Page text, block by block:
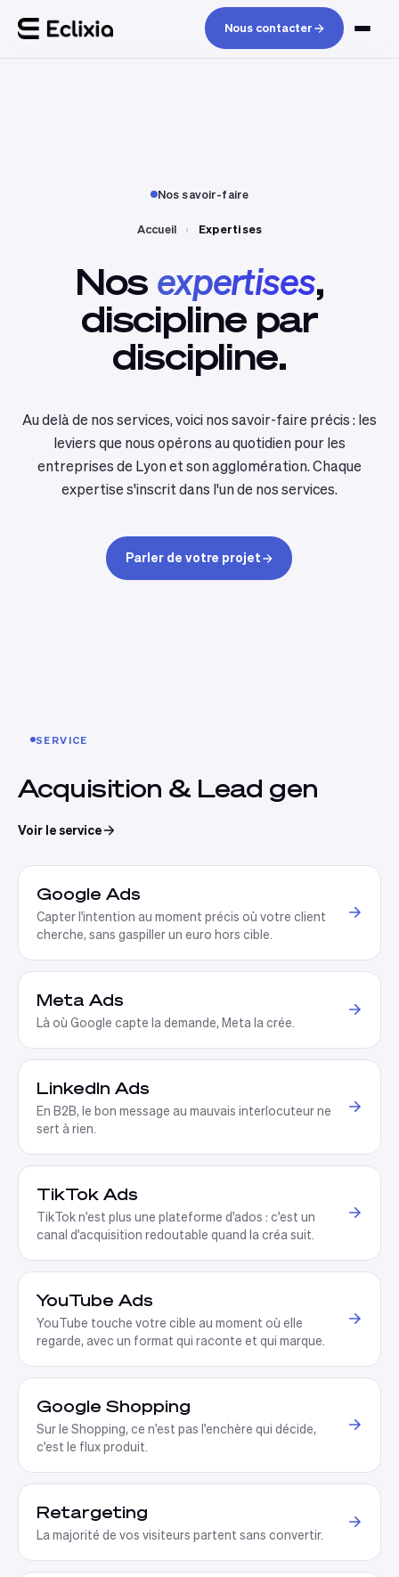
Nous contacter
Nos savoir-faire
Accueil › Expertises
Nos expertises,
discipline par
discipline.
Au delà de nos services, voici nos savoir-faire précis : les
leviers que nous opérons au quotidien pour les
entreprises de Lyon et son agglomération. Chaque
expertise s'inscrit dans l'un de nos services.
Parler de votre projet
SERVICE
Acquisition & Lead gen
Voir le service
Google Ads
Capter l'intention au moment précis où votre client
cherche, sans gaspiller un euro hors cible
Meta Ads
Là où Google capte la demande, Meta la crée
LinkedIn Ads
En B2B, le bon message au mauvais interlocuteur ne
sert à rien
TikTok Ads
TikTok n'est plus une plateforme d'ados : c'est un
canal d'acquisition redoutable quand la créa suit
YouTube Ads
YouTube touche votre cible au moment où elle
regarde, avec un format qui raconte et qui marque
Google Shopping
Sur le Shopping, ce n'est pas l'enchère qui décide,
c'est le flux produit
Retargeting
La majorité de vos visiteurs partent sans convertir.